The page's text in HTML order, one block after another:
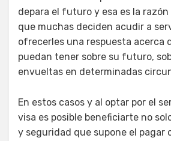
depara el futuro y esa es la
que muchas deciden acudir a
ofrecerles una respuesta acerca
puedan tener sobre su futuro,
envueltas en determinadas
En estos casos y al optar por el
visa es posible beneficiarte no
y seguridad que supone el pagar